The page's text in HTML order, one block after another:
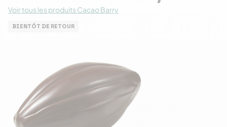
Voir tous les produits Cacao Barry
BIENTÔT DE RETOUR